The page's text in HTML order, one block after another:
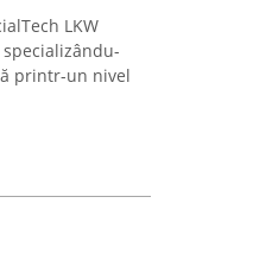
LKW
printr-un nivel